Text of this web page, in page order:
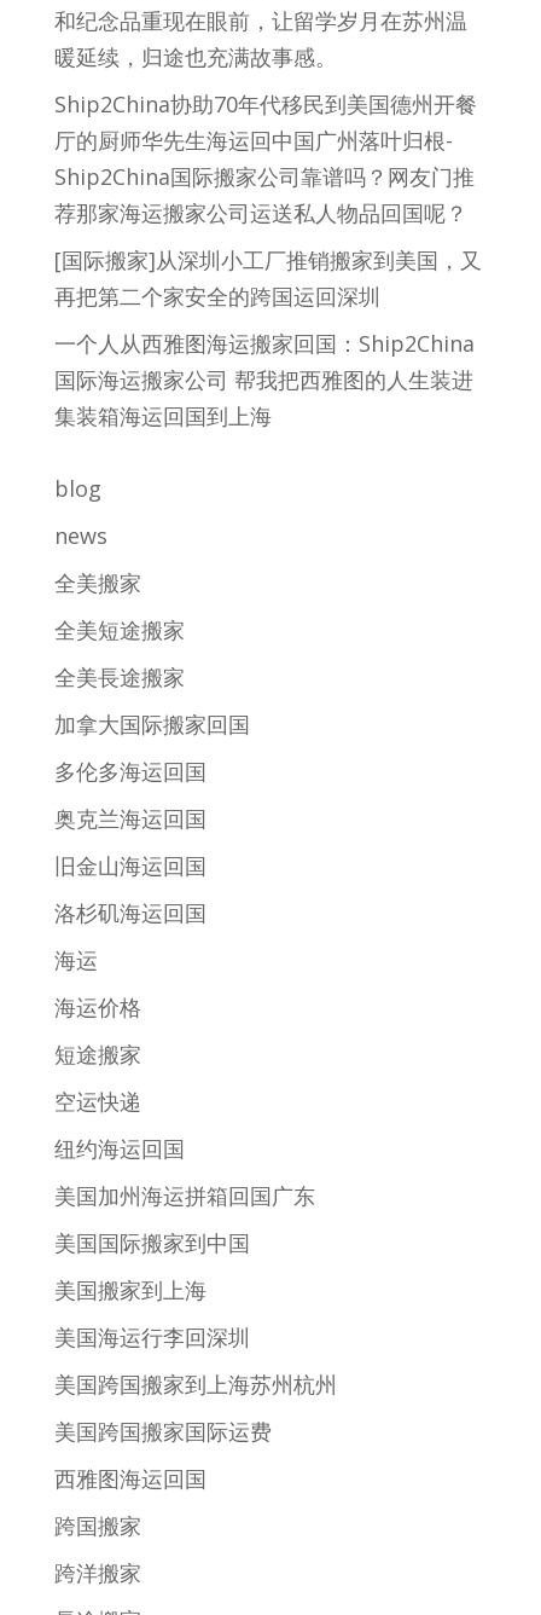
和纪念品重现在眼前，让留学岁月在苏州温
暖延续，归途也充满故事感。
Ship2China协助70年代移民到美国德州开餐
厅的厨师华先生海运回中国广州落叶归根-
Ship2China国际搬家公司靠谱吗？网友门推
荐那家海运搬家公司运送私人物品回国呢？
[国际搬家]从深圳小工厂推销搬家到美国，又
再把第二个家安全的跨国运回深圳
一个人从西雅图海运搬家回国：Ship2China
国际海运搬家公司 帮我把西雅图的人生装进
集装箱海运回国到上海
blog
news
全美搬家
全美短途搬家
全美長途搬家
加拿大国际搬家回国
多伦多海运回国
奥克兰海运回国
旧金山海运回国
洛杉矶海运回国
海运
海运价格
短途搬家
空运快递
纽约海运回国
美国加州海运拼箱回国广东
美国国际搬家到中国
美国搬家到上海
美国海运行李回深圳
美国跨国搬家到上海苏州杭州
美国跨国搬家国际运费
西雅图海运回国
跨国搬家
跨洋搬家